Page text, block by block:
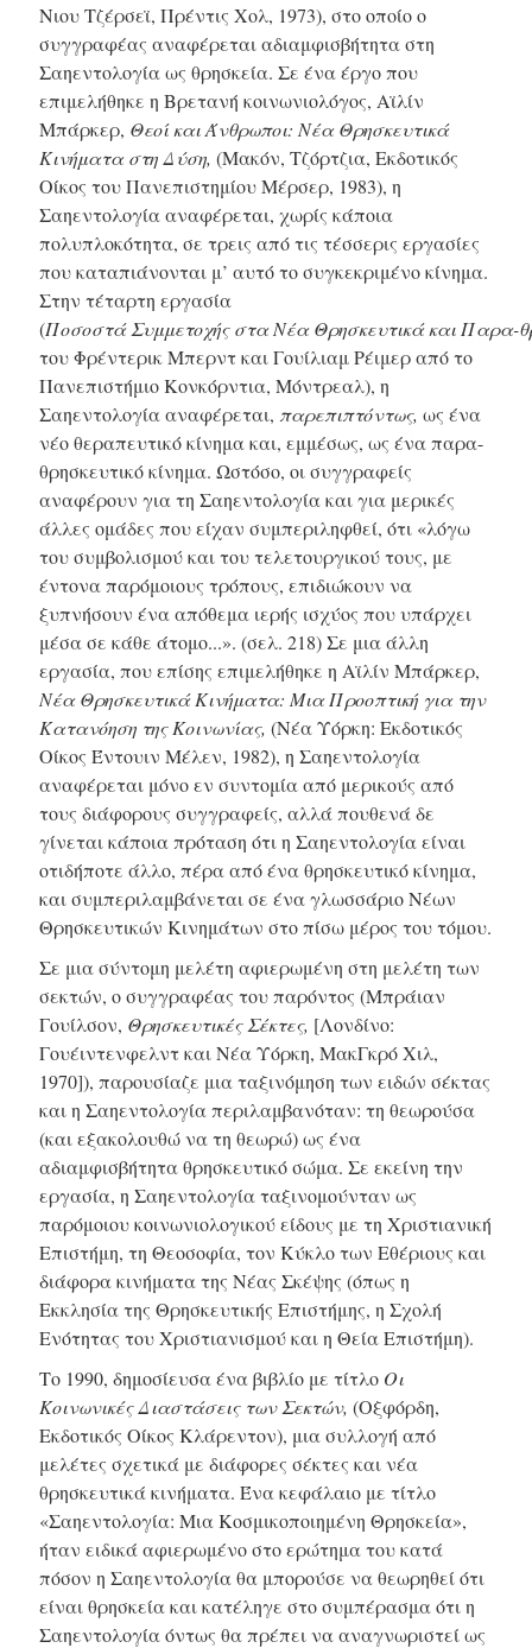
Νιου Τζέρσεϊ, Πρέντις Χολ, 1973), στο οποίο ο
συγγραφέας αναφέρεται αδιαμφισβήτητα στη
Σαηεντολογία ως θρησκεία. Σε ένα έργο που
επιμελήθηκε η Βρετανή κοινωνιολόγος, Αϊλίν
Μπάρκερ, Θεοί και Άνθρωποι: Νέα Θρησκευτικά
Κινήματα στη Δύση, (Μακόν, Τζόρτζια, Εκδοτικός
Οίκος του Πανεπιστημίου Μέρσερ, 1983), η
Σαηεντολογία αναφέρεται, χωρίς κάποια
πολυπλοκότητα, σε τρεις από τις τέσσερις εργασίες
που καταπιάνονται μ’ αυτότο συγκεκριμένο κίνημα.
Στην τέταρτη εργασία
(Ποσοστά Συμμετοχής στα Νέα Θρησκευτικά και Παρα-
του Φρέντερικ Μπερντ και Γουίλιαμ Ρέιμερ από το
Πανεπιστήμιο Κονκόρντια, Μόντρεαλ), η
Σαηεντολογία αναφέρεται, παρεπιπτόντως, ως ένα
νέο θεραπευτικό κίνημα και, εμμέσως, ως ένα παρα-
θρησκευτικό κίνημα. Ωστόσο, οι συγγραφείς
αναφέρουν για τη Σαηεντολογία και για μερικές
άλλες ομάδες που είχαν συμπεριληφθεί, ότι «λόγω
του συμβολισμού και του τελετουργικού τους, με
έντονα παρόμοιους τρόπους, επιδιώκουν να
ξυπνήσουν ένα απόθεμα ιερής ισχύος που υπάρχει
μέσα σε κάθε άτομο...». (σελ. 218)Σε μια άλλη
εργασία, που επίσης επιμελήθηκε η Αϊλίν Μπάρκερ,
Νέα Θρησκευτικά Κινήματα: Μια Προοπτική για την
Κατανόηση της Κοινωνίας, (Νέα Υόρκη: Εκδοτικός
Οίκος Έντουιν Μέλεν, 1982), η Σαηεντολογία
αναφέρεται μόνο εν συντομία από μερικούς από
τους διάφορους συγγραφείς, αλλά πουθενά δε
γίνεται κάποια πρόταση ότι η Σαηεντολογία είναι
οτιδήποτε άλλο, πέρα από ένα θρησκευτικό κίνημα,
και συμπεριλαμβάνεται σε ένα γλωσσάριο Νέων
Θρησκευτικών Κινημάτων στο πίσω μέρος του τόμου.
Σε μια σύντομη μελέτη αφιερωμένη στη μελέτη των
σεκτών, ο συγγραφέας του παρόντος (Μπράιαν
Γουίλσον, Θρησκευτικές Σέκτες, [Λονδίνο:
Γουέιντενφελντ και Νέα Υόρκη, ΜακΓκρό Χιλ,
1970]), παρουσίαζε μια ταξινόμηση των ειδών σέκτας
και η Σαηεντολογία περιλαμβανόταν: τη θεωρούσα
(και εξακολουθώ να τη θεωρώ) ως ένα
αδιαμφισβήτητα θρησκευτικό σώμα. Σε εκείνη την
εργασία, η Σαηεντολογία ταξινομούνταν ως
παρόμοιου κοινωνιολογικού είδους με τη Χριστιανική
Επιστήμη, τη Θεοσοφία, τον Κύκλο των Εθέριους και
διάφορα κινήματα της Νέας Σκέψης (όπως η
Εκκλησία της Θρησκευτικής Επιστήμης, η Σχολή
Ενότητας του Χριστιανισμού και η Θεία Επιστήμη).
Το 1990, δημοσίευσα ένα βιβλίο με τίτλο Οι
Κοινωνικές Διαστάσεις των Σεκτών, (Οξφόρδη,
Εκδοτικός Οίκος Κλάρεντον), μια συλλογή από
μελέτες σχετικά με διάφορες σέκτες και νέα
θρησκευτικά κινήματα. Ένα κεφάλαιο με τίτλο
«Σαηεντολογία: Μια Κοσμικοποιημένη Θρησκεία»,
ήταν ειδικά αφιερωμένο στο ερώτημα του κατά
πόσον η Σαηεντολογία θα μπορούσε να θεωρηθεί ότι
είναι θρησκεία και κατέληγε στο συμπέρασμα ότι η
Σαηεντολογία όντως θα πρέπει να αναγνωριστεί ως